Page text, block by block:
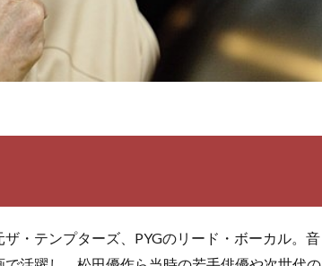
・テンプターズ、PYGのリード・ボーカル。音